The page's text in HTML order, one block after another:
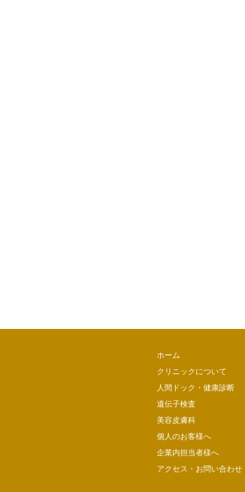
ホーム
クリニックについて
人間ドック・健康診断
遺伝子検査
美容皮膚科
個人のお客様へ
企業内担当者様へ
アクセス・お問い合わせ